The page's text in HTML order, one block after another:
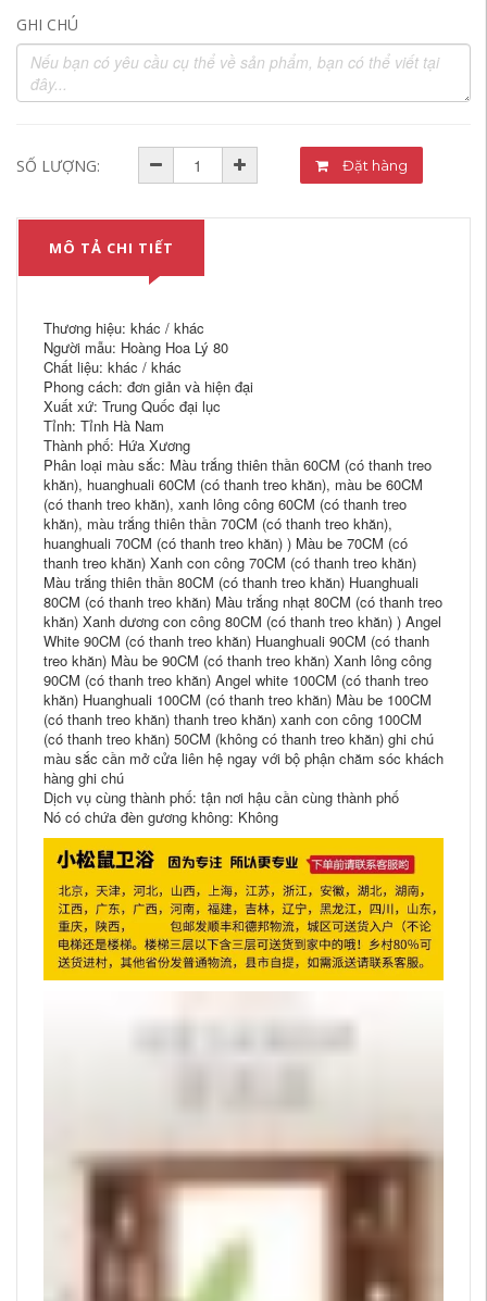
GHI CHÚ
SỐ LƯỢNG: Đặt hàng
MÔ TẢ CHI TIẾT
Thương hiệu: khác / khác
Người mẫu: Hoàng Hoa Lý 80
Chất liệu: khác / khác
Phong cách: đơn giản và hiện đại
Xuất xứ: Trung Quốc đại lục
Tỉnh: Tỉnh Hà Nam
Thành phố: Hứa Xương
Phân loại màu sắc: Màu trắng thiên thần 60CM (có thanh treo
khăn), huanghuali 60CM (có thanh treo khăn), màu be 60CM
(có thanh treo khăn), xanh lông công 60CM (có thanh treo
khăn), màu trắng thiên thần 70CM (có thanh treo khăn),
huanghuali 70CM (có thanh treo khăn) ) Màu be 70CM (có
thanh treo khăn) Xanh con công 70CM (có thanh treo khăn)
Màu trắng thiên thần 80CM (có thanh treo khăn) Huanghuali
80CM (có thanh treo khăn) Màu trắng nhạt 80CM (có thanh treo
khăn) Xanh dương con công 80CM (có thanh treo khăn) ) Angel
White 90CM (có thanh treo khăn) Huanghuali 90CM (có thanh
treo khăn) Màu be 90CM (có thanh treo khăn) Xanh lông công
90CM (có thanh treo khăn) Angel white 100CM (có thanh treo
khăn) Huanghuali 100CM (có thanh treo khăn) Màu be 100CM
(có thanh treo khăn) thanh treo khăn) xanh con công 100CM
(có thanh treo khăn) 50CM (không có thanh treo khăn) ghi chú
màu sắc cần mở cửa liên hệ ngay với bộ phận chăm sóc khách
hàng ghi chú
Dịch vụ cùng thành phố: tận nơi hậu cần cùng thành phố
Nó có chứa đèn gương không: Không